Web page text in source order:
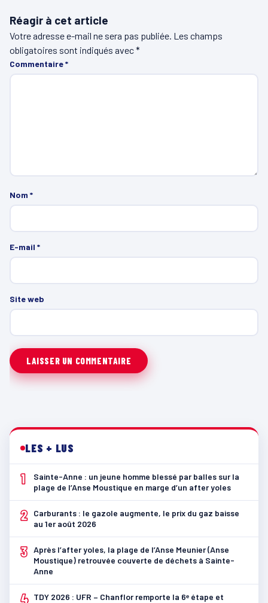
Réagir à cet article
Votre adresse e-mail ne sera pas publiée. Les champs
obligatoires sont indiqués avec*
Commentaire*
Nom *
E-mail *
Site web
LES + LUS
1
Sainte-Anne : un jeune homme blessé par balles sur la
plage de l’Anse Moustique en marge d’un after yoles
2
Carburants : le gazole augmente, le prix du gaz baisse
au 1er août 2026
3 Après l’after yoles, la plage de l’Anse Meunier (Anse
Moustique) retrouvée couverte de déchets à Sainte-
Anne
4 TDY 2026 : UFR – Chanflor remporte la 6ᵉ étape et